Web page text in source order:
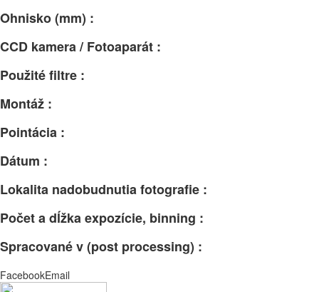
Ohnisko (mm) :
CCD kamera / Fotoaparát :
Použité filtre :
Montáž :
Pointácia :
Dátum :
Lokalita nadobudnutia fotografie :
Počet a dĺžka expozície, binning :
Spracované v (post processing) :
FacebookEmail